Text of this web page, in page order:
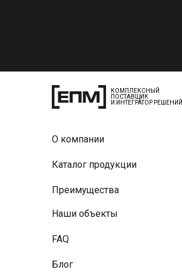
Блог
FAQ
Наши объекты
Преимущества
Каталог продукции
О компании
КОМПЛЕКСНЫЙ
ПОСТАВЩИК
И ИНТЕГРАТОР РЕШЕНИЙ